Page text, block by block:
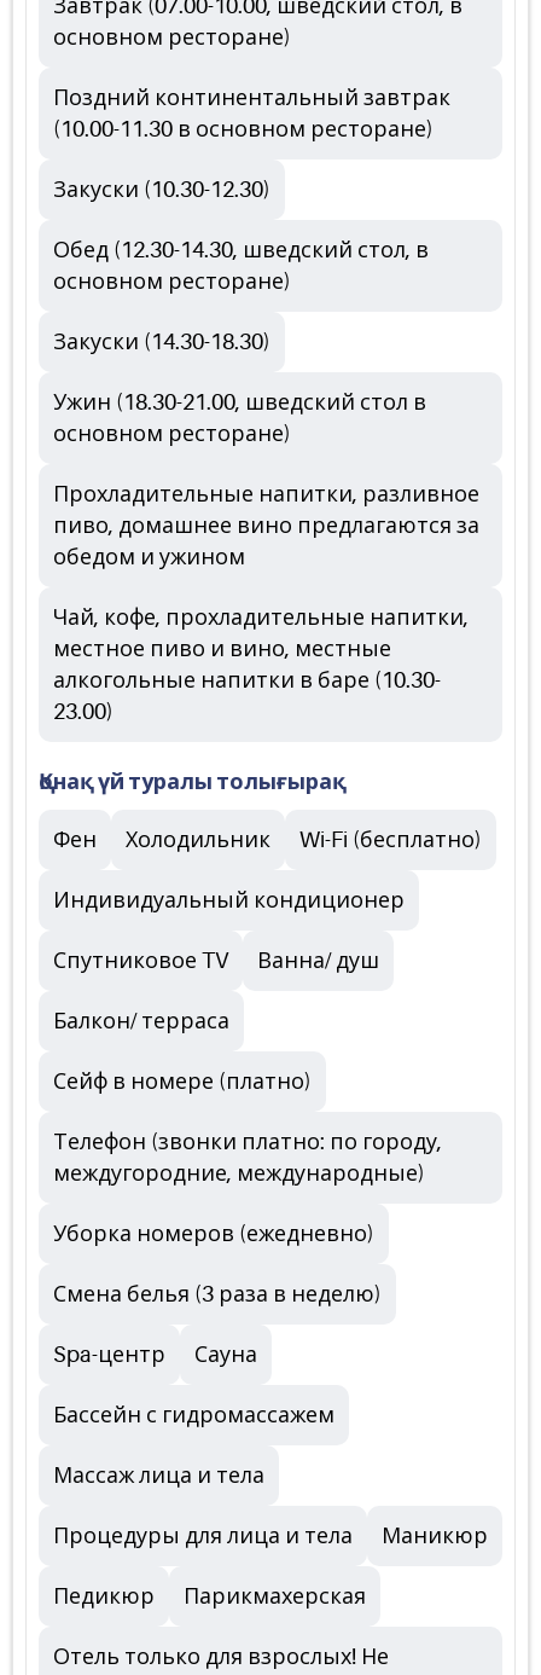
Завтрак (07.00-10.00, шведский стол, в
основном ресторане)
Поздний континентальный завтрак
(10.00-11.30 в основном ресторане)
Закуски (10.30-12.30)
Обед (12.30-14.30, шведский стол, в
основном ресторане)
Закуски (14.30-18.30)
Ужин (18.30-21.00, шведский стол в
основном ресторане)
Прохладительные напитки, разливное
пиво, домашнее вино предлагаются за
обедом и ужином
Чай, кофе, прохладительные напитки,
местное пиво и вино, местные
алкогольные напитки в баре (10.30-
23.00)
Қонақ үй туралы толығырақ
Фен Холодильник Wi-Fi (бесплатно)
Индивидуальный кондиционер
Спутниковое TV Ванна/ душ
Балкон/ терраса
Сейф в номере (платно)
Телефон (звонки платно: по городу,
междугородние, международные)
Уборка номеров (ежедневно)
Смена белья (3 раза в неделю)
Spa-центр Сауна
Бассейн с гидромассажем
Массаж лица и тела
Процедуры для лица и тела Маникюр
Педикюр Парикмахерская
Отель только для взрослых! Не